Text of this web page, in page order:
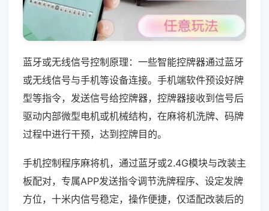
蓝牙或无线信号控制原理：一些智能控牌器通过蓝牙
或无线信号与手机等设备连接。手机端软件预设好牌
型等指令，发送信号给控牌器，控牌器接收到信号后
驱动内部微型电机或机械结构，在麻将机洗牌、码牌
过程中进行干预，达到控牌目的。
手机控制程序麻将机，通过蓝牙或2.4G模块与改装主
板配对，专属APP发送指令调节洗牌程序、设定发牌
方位，十米内信号稳定，操作便捷，仅适配改装后的